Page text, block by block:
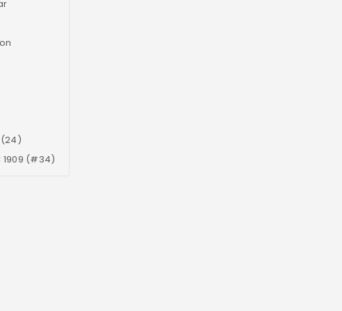
(24)
1909 (#34)